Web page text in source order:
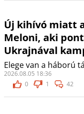
Új kihívó miatt
Meloni, aki pont
Ukrajnával
Elege van a háború
2026.08.05 18:36
0
1 42